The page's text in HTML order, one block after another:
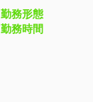
勤務形態
​勤務時間